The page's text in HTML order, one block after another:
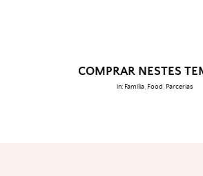
COMPRAR NESTES
in: Família Food Parcerias